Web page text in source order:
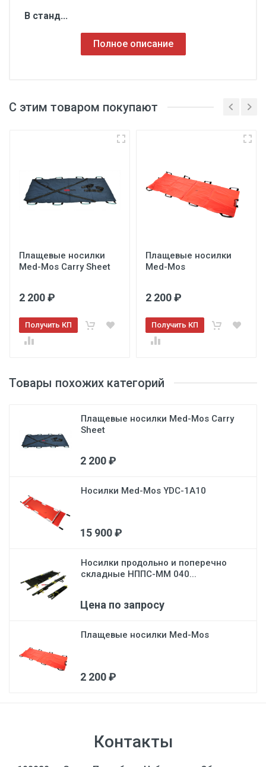
Товары похожих категорий
Плащевые носилки Med-Mos Carry
Sheet
2 200 ₽
Носилки Med-Mos YDC-1A10
15 900 ₽
Носилки продольно и поперечно
складные НППС-ММ 040...
Цена по запросу
Плащевые носилки Med-Mos
2 200 ₽
В станд...
Полное описание
С этим товаром покупают
Плащевые носилки
Med-Mos Carry Sheet
2 200 ₽
Получить КП
Плащевые носилки
Med-Mos
2 200 ₽
Получить КП
Контакты